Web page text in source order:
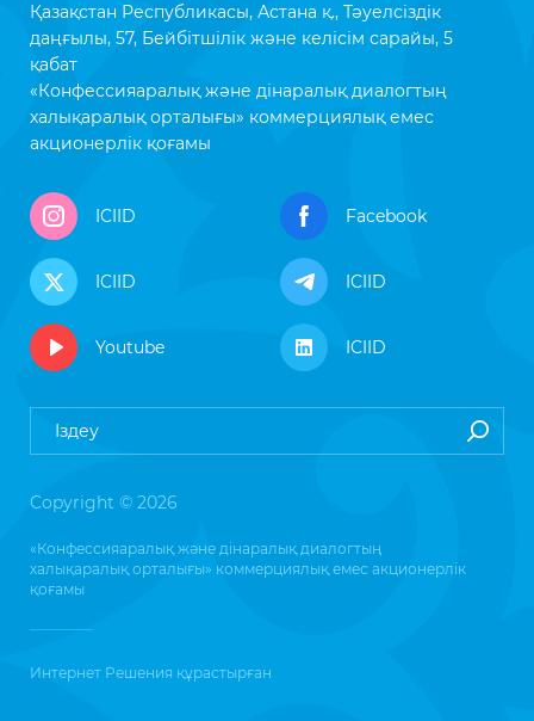
Қазақстан Республикасы, Астана қ., Тәуелсіздік
даңғылы, 57, Бейбітшілік және келісім сарайы, 5
қабат
«Конфессияаралық және дінаралық диалогтың
халықаралық орталығы» коммерциялық емес
акционерлік қоғамы
ICIID Facebook
ICIID ICIID
Youtube ICIID
Copyright © 2026
«Конфессияаралық және дінаралық диалогтың
халықаралық орталығы» коммерциялық емес акционерлік
қоғамы
Интернет Решения құрастырған